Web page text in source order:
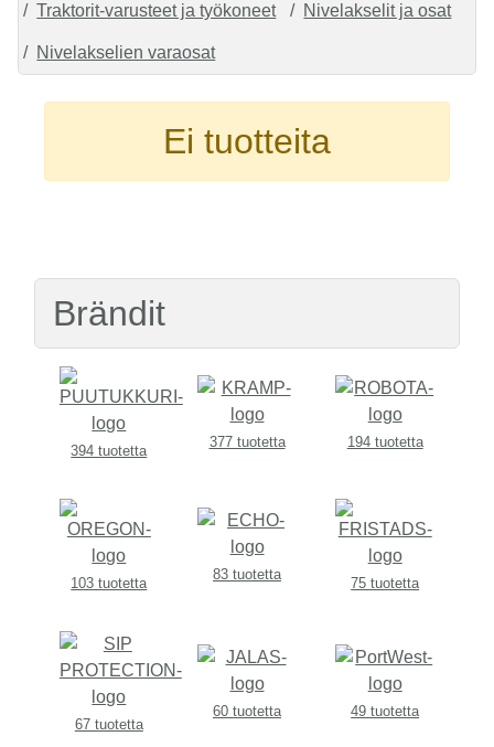
Traktorit-varusteet ja työkoneet Nivelakselit ja osat
Nivelakselien varaosat
Ei tuotteita
Brändit
394 tuotetta
377 tuotetta 194 tuotetta
103 tuotetta
83 tuotetta
75 tuotetta
67 tuotetta
60 tuotetta 49 tuotetta